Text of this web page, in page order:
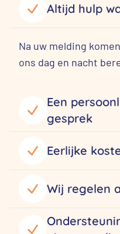
Altijd hulp
Na uw melding
ons dag en nacht
Een
gesprek
Eerlijke
Wij regelen